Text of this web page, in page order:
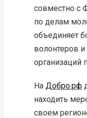
совместно с
по делам
объединяет
волонтеров
организаций
На Добро.рф
находить
своем